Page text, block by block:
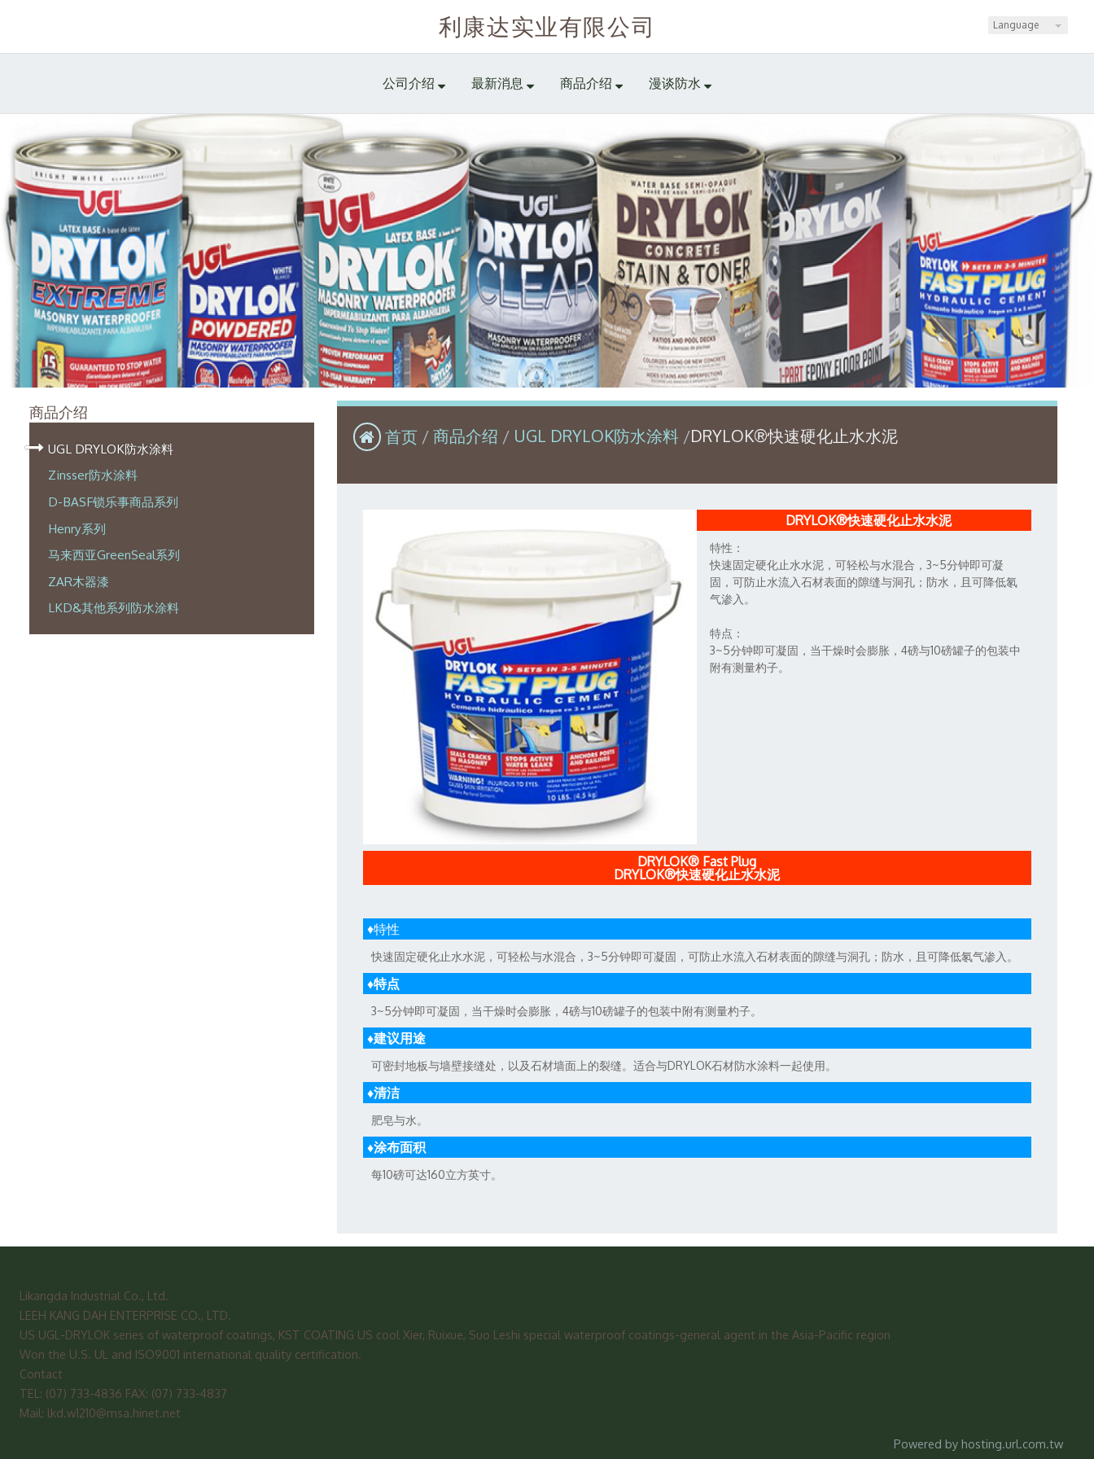
Language
利康达实业有限公司
公司介绍 最新消息 商品介绍 漫谈防水
商品介绍
UGL DRYLOK防水涂料
Zinsser防水涂料
D-BASF锁乐事商品系列
Henry系列
马来西亚GreenSeal系列
ZAR木器漆
LKD&其他系列防水涂料
首页 商品介绍 UGL DRYLOK防水涂料 DRYLOK®快速硬化止水水泥
DRYLOK®快速硬化止水水泥
特性：
快速固定硬化止水水泥，可轻松与水混合，3~5分钟即可凝
固，可防止水流入石材表面的隙缝与洞孔；防水，且可降低氡
气渗入。
特点：
3~5分钟即可凝固，当干燥时会膨胀，4磅与10磅罐子的包装中
附有测量杓子。
DRYLOK® Fast Plug
DRYLOK®快速硬化止水水泥
♦特性
快速固定硬化止水水泥，可轻松与水混合，3~5分钟即可凝固，可防止水流入石材表面的隙缝与洞孔；防水，且可降低氡气渗入。
♦特点
3~5分钟即可凝固，当干燥时会膨胀，4磅与10磅罐子的包装中附有测量杓子。
♦建议用途
可密封地板与墙壁接缝处，以及石材墙面上的裂缝。适合与DRYLOK石材防水涂料一起使用。
♦清洁
肥皂与水。
♦涂布面积
每10磅可达160立方英寸。
Likangda Industrial Co., Ltd.
LEEH KANG DAH ENTERPRISE CO., LTD.
US UGL-DRYLOK series of waterproof coatings, KST COATING US cool Xier, Ruixue, Suo Leshi special waterproof coatings-general agent in the Asia-Pacific region
Won the U.S. UL and ISO9001 international quality certification.
Contact
TEL: (07) 733-4836 FAX: (07) 733-4837
Mail: lkd.w1210@msa.hinet.net
Powered by hosting.url.com.tw